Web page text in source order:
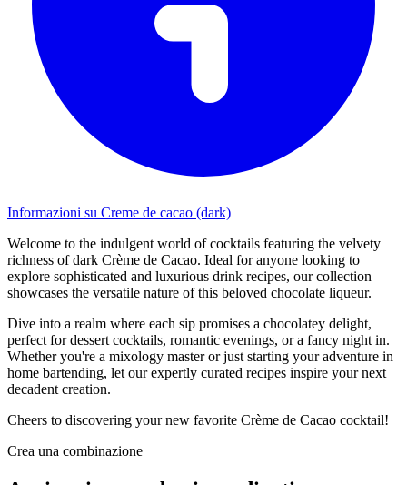
Informazioni su Creme de cacao (dark)
Welcome to the indulgent world of cocktails featuring the velvety
richness of dark Crème de Cacao. Ideal for anyone looking to
explore sophisticated and luxurious drink recipes, our collection
showcases the versatile nature of this beloved chocolate liqueur.
Dive into a realm where each sip promises a chocolatey delight,
perfect for dessert cocktails, romantic evenings, or a fancy night in.
Whether you're a mixology master or just starting your adventure in
home bartending, let our expertly curated recipes inspire your next
decadent creation.
Cheers to discovering your new favorite Crème de Cacao cocktail!
Crea una combinazione